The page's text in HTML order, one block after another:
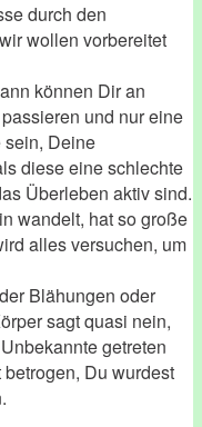
durch den
wollen vorbereitet
können Dir an
und nur eine
sein, Deine
diese eine schlechte
Überleben aktiv sind.
wandelt, hat so große
alles versuchen, um
Blähungen oder
sagt quasi nein,
getreten
Du wurdest